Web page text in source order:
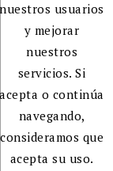
nuestros usuarios
y mejorar
nuestros
servicios. Si
acepta o continúa
navegando,
consideramos que
acepta su uso.